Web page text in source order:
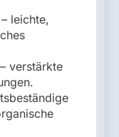
– leichte,
– verstärkte